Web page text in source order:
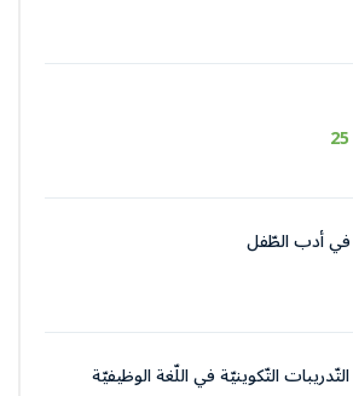
في أدب الطّفل
التّكوينيّة في اللّغة الوظيفيّة